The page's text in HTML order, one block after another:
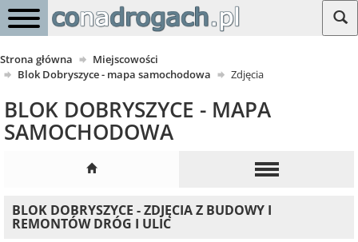
Strona główna
Miejscowości
Blok Dobryszyce - mapa samochodowa
Zdjęcia
BLOK DOBRYSZYCE - MAPA
SAMOCHODOWA
BLOK DOBRYSZYCE - ZDJĘCIA Z BUDOWY I
REMONTÓW DRÓG I ULIC